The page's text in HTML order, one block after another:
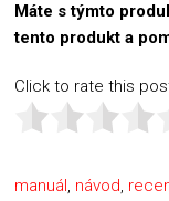
Máte s týmto
tento produkt a
Click to rate this
manuál, návod,